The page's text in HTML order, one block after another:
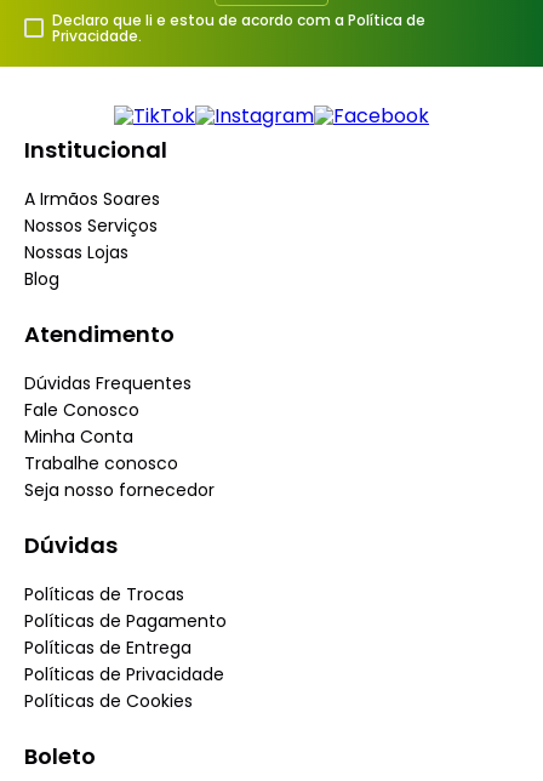
Declaro que li e estou de acordo com a Política de
Privacidade.
Institucional
A Irmãos Soares
Nossos Serviços
Nossas Lojas
Blog
Atendimento
Dúvidas Frequentes
Fale Conosco
Minha Conta
Trabalhe conosco
Seja nosso fornecedor
Dúvidas
Políticas de Trocas
Políticas de Pagamento
Políticas de Entrega
Políticas de Privacidade
Políticas de Cookies
Boleto